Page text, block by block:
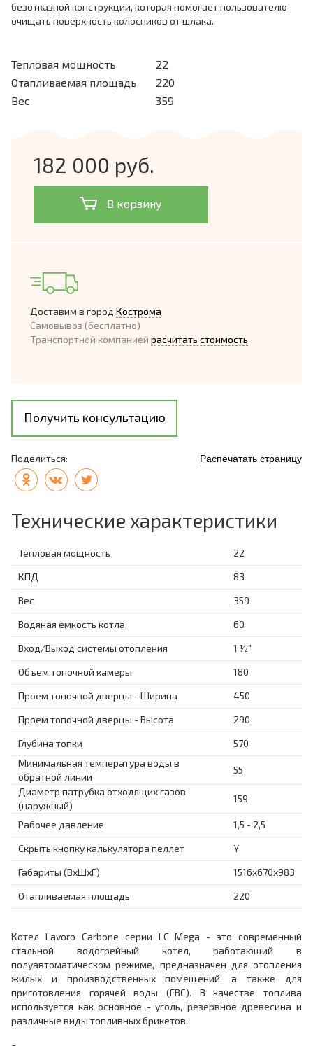
безотказной конструкции, которая помогает пользователю
очищать поверхность колосников от шлака.
Тепловая мощность
22
Отапливаемая площадь
220
Вес
359
182 000 руб.
В корзину
Доставим в город Кострома
Самовывоз (бесплатно)
Транспортной компанией расчитать стоимость
Получить консультацию
Поделиться: Распечатать страницу
Технические характеристики
Тепловая мощность
22
КПД
83
Вес
359
Водяная емкость котла
60
Вход/Выход системы отопления
1 ½"
Объем топочной камеры
180
Проем топочной дверцы - Ширина
450
Проем топочной дверцы - Высота
290
Глубина топки
570
Минимальная температура воды в
обратной линии
55
Диаметр патрубка отходящих газов
(наружный)
159
Рабочее давление
1,5 - 2,5
Скрыть кнопку калькулятора пеллет
Y
Габариты (ВхШхГ)
1516x670x983
Отапливаемая площадь
220
Котел Lavoro Carbone серии LC Mega - это современный
стальной водогрейный котел, работающий в
полуавтоматическом режиме, предназначен для отопления
жилых и производственных помещений, а также для
приготовления горячей воды (ГВС). В качестве топлива
используется как основное - уголь, резервное древесина и
различные виды топливных брикетов.